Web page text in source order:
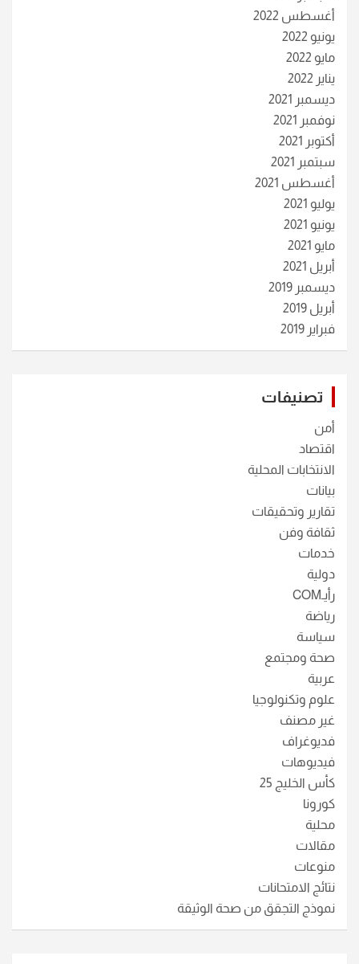
أغسطس 2022
يونيو 2022
مايو 2022
يناير 2022
ديسمبر 2021
نوفمبر 2021
أكتوبر 2021
سبتمبر 2021
أغسطس 2021
يوليو 2021
يونيو 2021
مايو 2021
أبريل 2021
ديسمبر 2019
أبريل 2019
فبراير 2019
تصنيفات
أمن
اقتصاد
الانتخابات المحلية
بيانات
تقارير وتحقيقات
ثقافة وفن
خدمات
دولية
رأيـCOM
رياضة
سياسة
صحة ومجتمع
عربية
علوم وتكنولوجيا
غير مصنف
فديوغراف
فيديوهات
كأس الخليج 25
كورونا
محلية
مقالات
منوعات
نتائج الامتحانات
نموذج التجقق من صحة الوثيقة